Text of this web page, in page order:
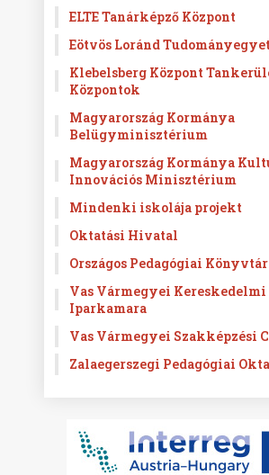
ELTE Tanárképző Központ
Eötvös Loránd
Klebelsberg Központ
Központok
Magyarország Kormánya
Belügyminisztérium
Magyarország Kormánya
Innovációs Minisztérium
Mindenki iskolája projekt
Oktatási Hivatal
Országos Pedagógiai
Vas Vármegyei Kereskedelmi
Iparkamara
Vas Vármegyei Szakképzési
Zalaegerszegi Pedagógiai